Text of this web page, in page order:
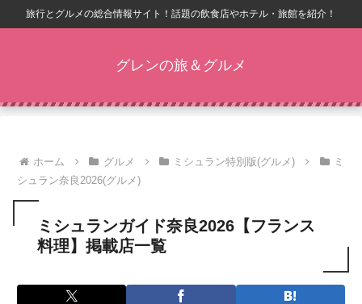
旅行とグルメの総合情報サイト！話題の飲食店やホテル・旅館を紹介！
グレンの旅＆グルメ
ホーム グルメ ミシュラン特別版(グルメ)
ミ
シュラン奈良2026(グルメ)
ミシュランガイド奈良2026【フランス
料理】掲載店一覧